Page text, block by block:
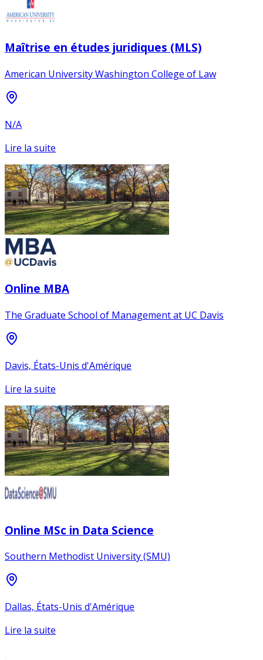
Maîtrise en études juridiques (MLS)
American University Washington College of Law
N/A
Lire la suite
Online MBA
The Graduate School of Management at UC Davis
Davis, États-Unis d'Amérique
Lire la suite
Online MSc in Data Science
Southern Methodist University (SMU)
Dallas, États-Unis d'Amérique
Lire la suite